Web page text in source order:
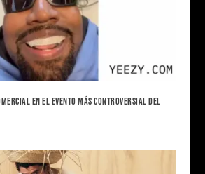
EN EL EVENTO MÁS CONTROVERSIAL DEL